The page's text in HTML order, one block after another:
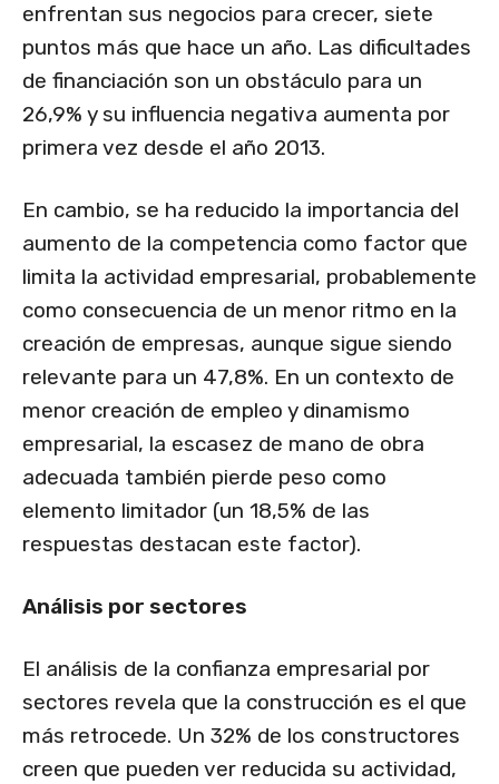
enfrentan sus negocios para crecer, siete
puntos más que hace un año. Las dificultades
de financiación son un obstáculo para un
26,9% y su influencia negativa aumenta por
primera vez desde el año 2013.
En cambio, se ha reducido la importancia del
aumento de la competencia como factor que
limita la actividad empresarial, probablemente
como consecuencia de un menor ritmo en la
creación de empresas, aunque sigue siendo
relevante para un 47,8%. En un contexto de
menor creación de empleo y dinamismo
empresarial, la escasez de mano de obra
adecuada también pierde peso como
elemento limitador (un 18,5% de las
respuestas destacan este factor).
Análisis por sectores
El análisis de la confianza empresarial por
sectores revela que la construcción es el que
más retrocede. Un 32% de los constructores
creen que pueden ver reducida su actividad,